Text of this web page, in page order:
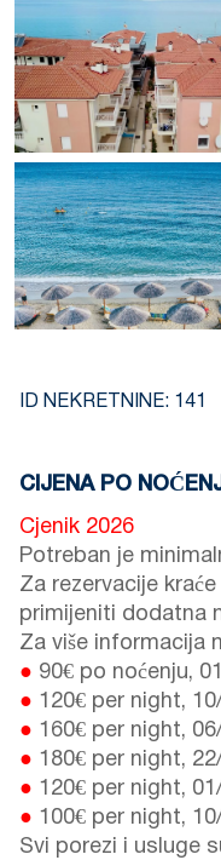
ID NEKRETNINE: 141
CIJENA PO
Cjenik 2026
Potreban je
Za rezervacije
primijeniti dodatna
Za više informacija
● 90€ po noćenju,
● 120€ per night,
● 160€ per night,
● 180€ per night,
● 120€ per night,
● 100€ per night,
Svi porezi i usluge